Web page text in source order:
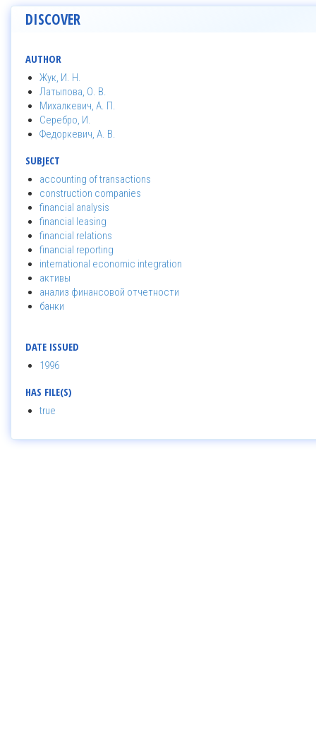
DISCOVER
AUTHOR
Жук, И. Н.
Латыпова, О. В.
Михалкевич, А. П.
Серебро, И.
Федоркевич, А. В.
SUBJECT
accounting of transactions
construction companies
financial analysis
financial leasing
financial relations
financial reporting
international economic integration
активы
анализ финансовой отчетности
банки
DATE ISSUED
1996
HAS FILE(S)
true